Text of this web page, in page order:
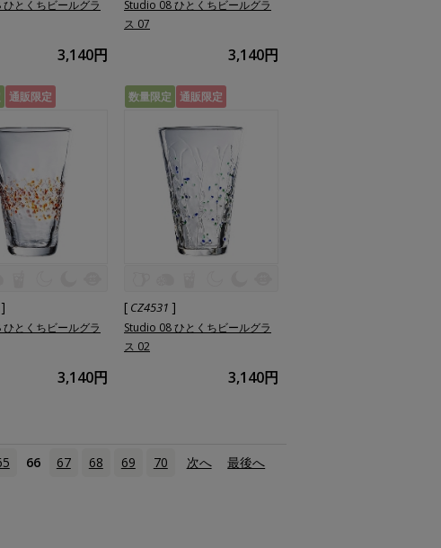
とくちビールグラ
3,140円
Studio 08 ひとくちビールグラ
ス 07
3,140円
通販限定
]
とくちビールグラ
3,140円
数量限定 通販限定
[ CZ4531 ]
Studio 08 ひとくちビールグラ
ス 02
3,140円
66 67 68 69 70 次へ 最後へ